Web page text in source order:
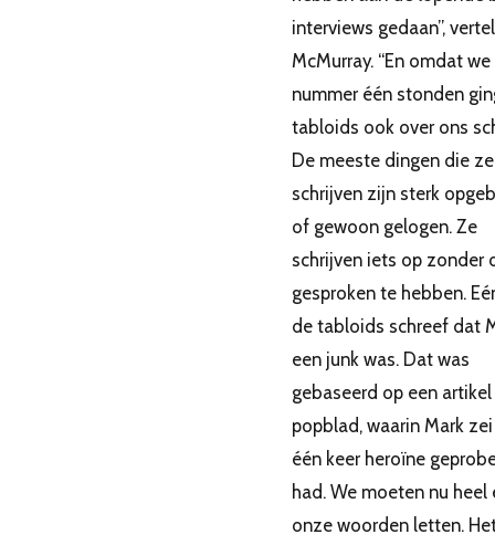
interviews gedaan”,
McMurray. “En omdat
nummer één stonden
tabloids ook over ons
De meeste dingen die ze
schrijven zijn sterk
of gewoon gelogen. Ze
schrijven iets op zonder
gesproken te hebben.
de tabloids schreef dat
een junk was. Dat was
gebaseerd op een
popblad, waarin Mark
één keer heroïne
had. We moeten nu heel
onze woorden letten.